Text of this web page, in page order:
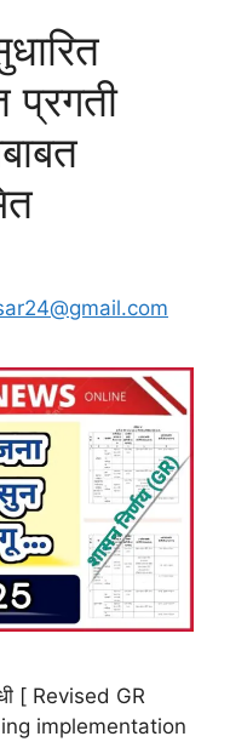
प्रगती
[ Revised GR
implementation